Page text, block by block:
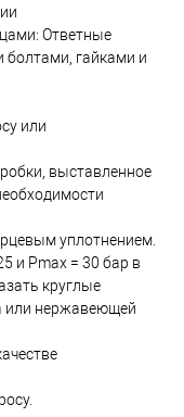
Ответные
болтами, гайками и
или
выставленное
уплотнением.
и Pmax = 30 бар в
круглые
или нержавеющей